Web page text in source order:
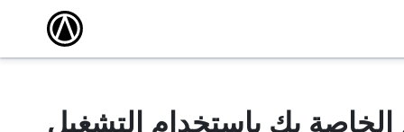
بك باستخدام التشغيل